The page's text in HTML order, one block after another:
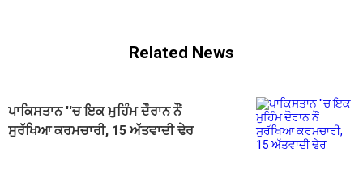
Related News
ਪਾਕਿਸਤਾਨ ''ਚ ਇਕ ਮੁਹਿੰਮ ਦੌਰਾਨ ਨੌਂ
ਸੁਰੱਖਿਆ ਕਰਮਚਾਰੀ, 15 ਅੱਤਵਾਦੀ ਢੇਰ